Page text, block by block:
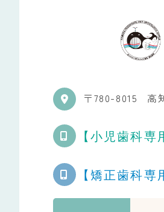
〒780-8015 高
【小児歯科専
【矯正歯科専